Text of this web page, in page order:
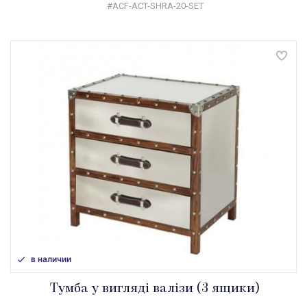
#ACF-ACT-SHRA-20-SET
в наличии
Тумба у вигляді валізи (3 ящики)